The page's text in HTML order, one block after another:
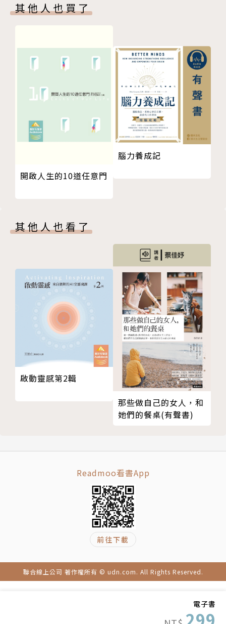
電子書
Rl9
W03000314
其他人也買了
開啟人生的10道任意門
腦力養成記
其他人也看了
啟動靈感第2輯
那些做自己的女人，和
她們的餐桌(有聲書)
Readmoo看書App
前往下載
聯合線上公司 著作權所有 © udn.com. All Rights Reserved.